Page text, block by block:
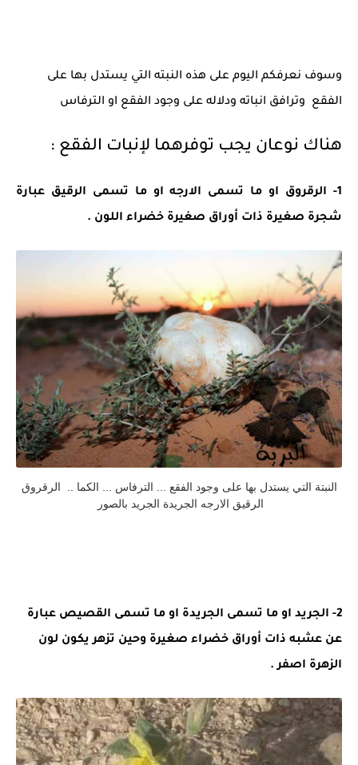
وسوف نعرفكم اليوم على هذه النبته التي يستدل بها على
الفقع وترافق انباته ودلاله على وجود الفقع او الترفاس
هناك نوعان يجب توفرهما لإنبات الفقع :
1- الرقروق او ما تسمى الارجه او ما تسمى الرقيق عبارة
شجرة صغيرة ذات أوراق صغيرة خضراء اللون .
النبتة التي يستدل بها على وجود الفقع ... الترفاس ... الكما .. الرقروق
الرقيق الارجه الجريدة الجريد بالصور
2- الجريد او ما تسمى الجريدة او ما تسمى القصيص عبارة
عن عشبه ذات أوراق خضراء صغيرة وحين تزهر يكون لون
الزهرة اصفر .